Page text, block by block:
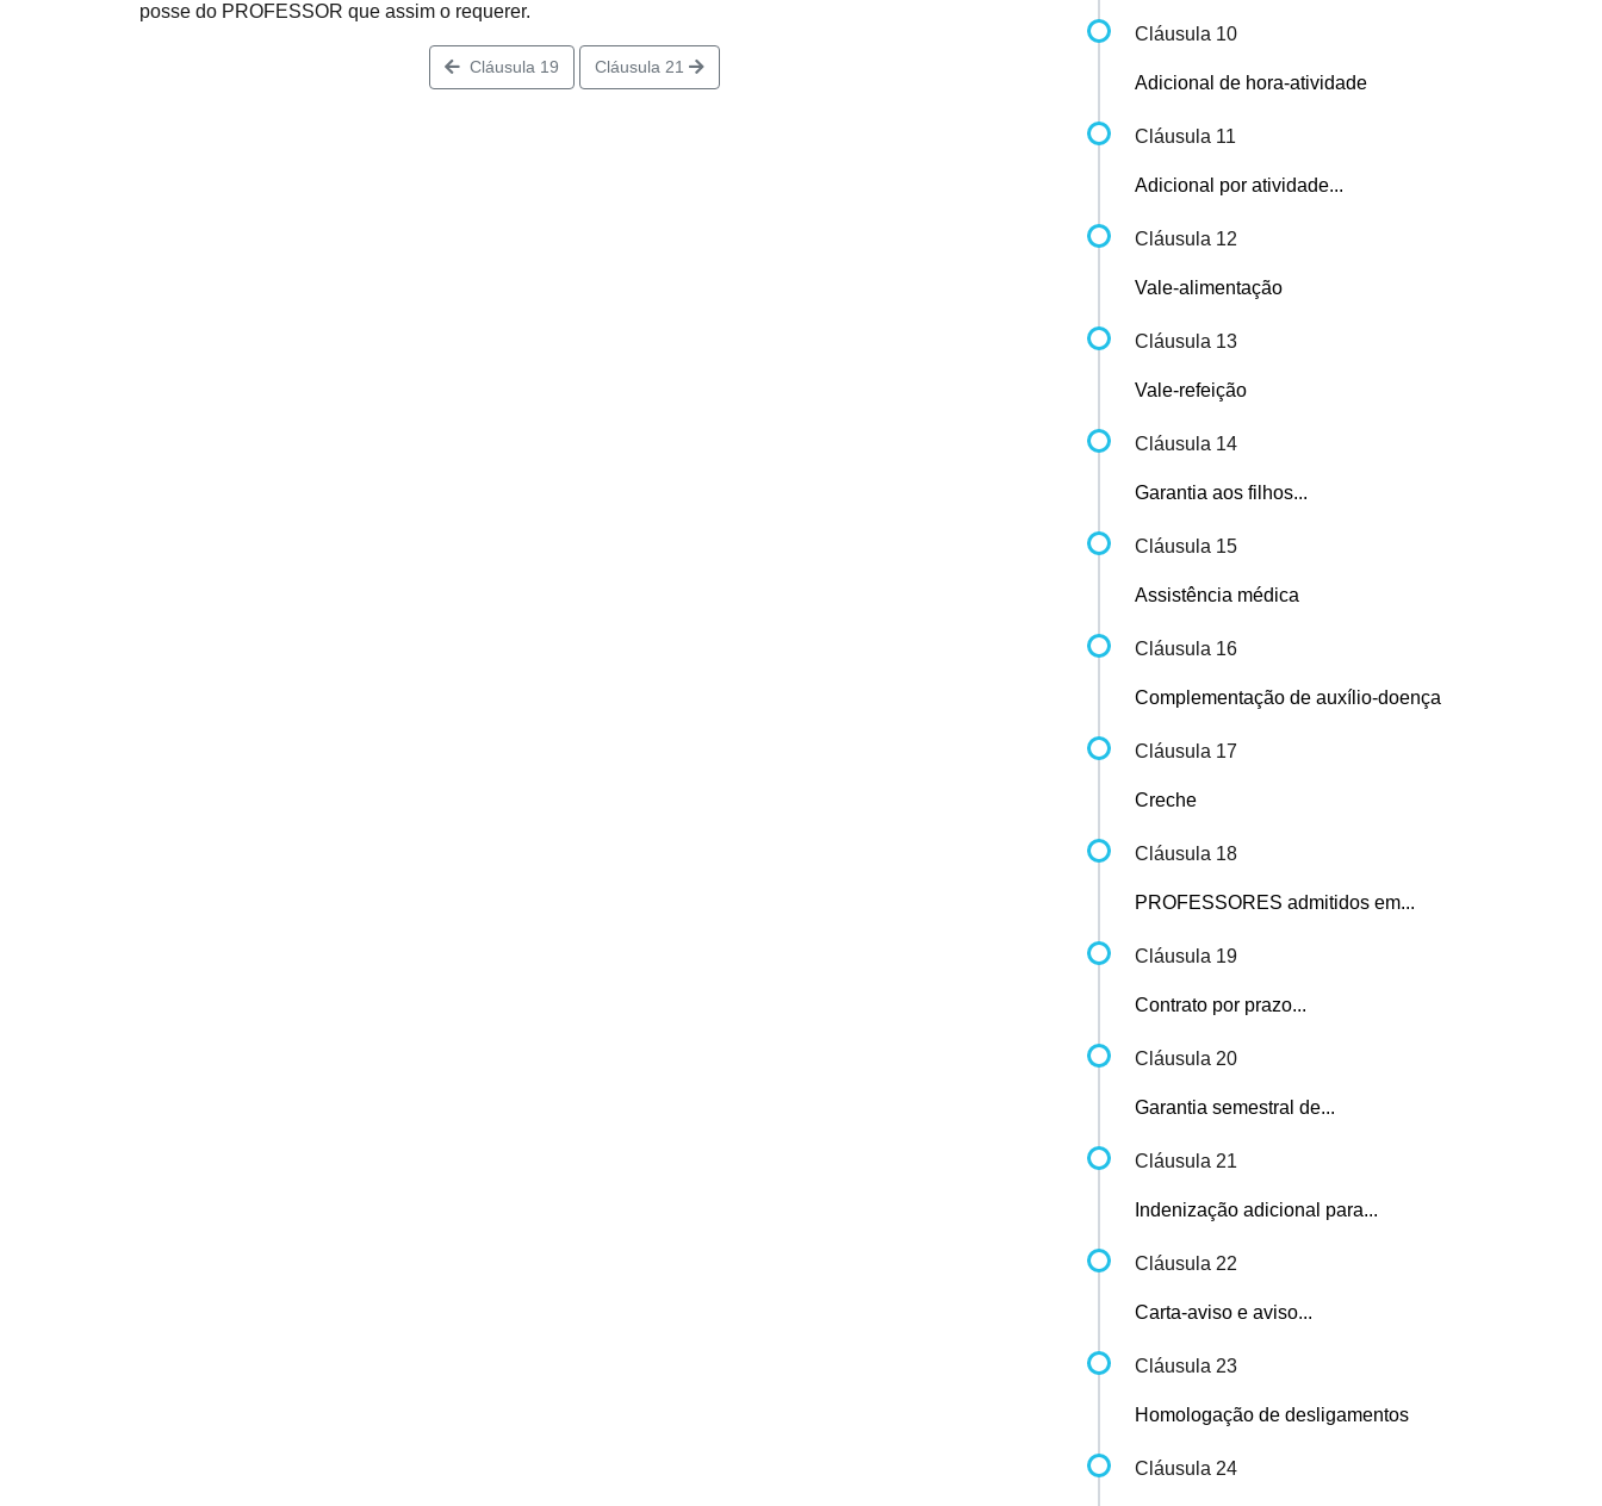
posse do PROFESSOR que assim o requerer.
Cláusula 19 Cláusula 21
Cláusula 10
Adicional de hora-atividade
Cláusula 11
Adicional por atividade...
Cláusula 12
Vale-alimentação
Cláusula 13
Vale-refeição
Cláusula 14
Garantia aos filhos...
Cláusula 15
Assistência médica
Cláusula 16
Complementação de auxílio-doença
Cláusula 17
Creche
Cláusula 18
PROFESSORES admitidos em...
Cláusula 19
Contrato por prazo...
Cláusula 20
Garantia semestral de...
Cláusula 21
Indenização adicional para...
Cláusula 22
Carta-aviso e aviso...
Cláusula 23
Homologação de desligamentos
Cláusula 24